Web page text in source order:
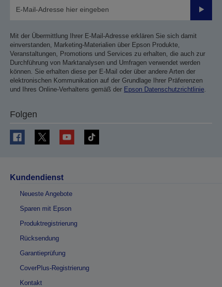
Mit der Übermittlung Ihrer E-Mail-Adresse erklären Sie sich damit
einverstanden, Marketing-Materialien über Epson Produkte,
Veranstaltungen, Promotions und Services zu erhalten, die auch zur
Durchführung von Marktanalysen und Umfragen verwendet werden
können. Sie erhalten diese per E-Mail oder über andere Arten der
elektronischen Kommunikation auf der Grundlage Ihrer Präferenzen
und Ihres Online-Verhaltens gemäß der Epson Datenschutzrichtlinie.
Folgen
Kundendienst
Neueste Angebote
Sparen mit Epson
Produktregistrierung
Rücksendung
Garantieprüfung
CoverPlus-Registrierung
Kontakt